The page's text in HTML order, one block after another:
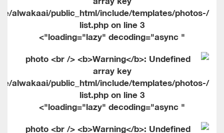
alwakaai/public_html/include/templates/photos-
list.php on line3
" loading="lazy" decoding="async">
alwakaai/public_html/include/templates/photos-
list.php on line3
" loading="lazy" decoding="async">